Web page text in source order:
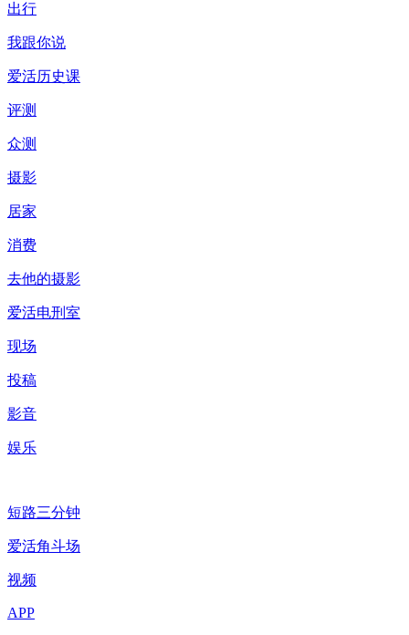
出行
我跟你说
爱活历史课
评测
众测
摄影
居家
消费
去他的摄影
爱活电刑室
现场
投稿
影音
娱乐
短路三分钟
爱活角斗场
视频
APP